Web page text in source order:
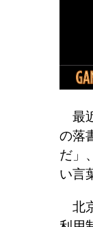
最
の落
だ」
い言
北